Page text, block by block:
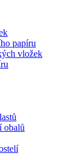
papíru
vložek
obalů